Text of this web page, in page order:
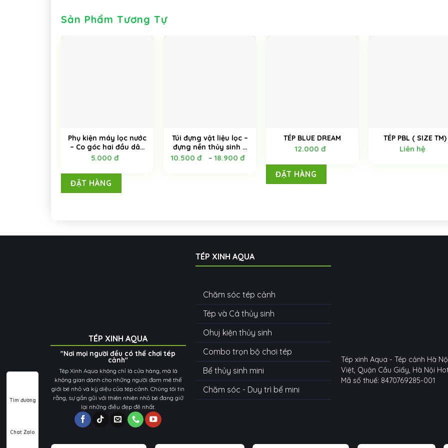
Sản Phẩm Tương Tự
Phụ kiện máy lọc nước
– Co góc hai đầu dây
nối nhanh
5.000 đ
ĐẶT HÀNG
Túi đựng vật liệu lọc –
đựng nền thủy sinh –
Chất liệu vải cao cấp –
10.500 đ – 18.900 đ
TÉP BLUE DREAM
12.000 đ
ĐẶT HÀNG
TÉP PBL ( SIZE TM)
Liên hệ
TÉP XINH AQUA
"Nơi mọi người đều có thể chơi tép
cảnh"
Tép Xinh Aqua không chỉ là cửa hàng, mà là
không gian dành cho những người đam mê thế
giới bé nhỏ và kỳ diệu của tép cảnh. Chúng tôi tin
rằng, sự gần gũi với thiên nhiên nhỏ bé đang giữ
lại những điều đẹp đẽ nhất.
TÉP XINH AQUA
Chăm sóc tép cảnh
Tép và Cá thủy sinh
Ohuj kiện thủy sinh
Combo trọn bộ chơi tép
Bể thủy sinh mini
Chăm sóc - Duy trì bể mini
Tép xinh Aqua - Tép cảnh Hà
Việt, Quận Cầu Giấy, Hà Nội
Mã số thuế: 8470769285-001
Tìm đường
Chat Zalo